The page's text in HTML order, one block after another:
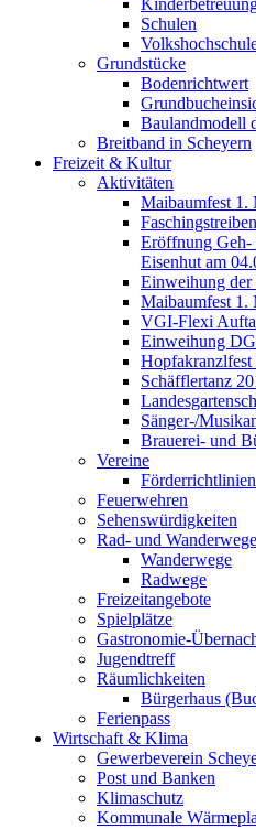
Schulen
Grundstücke
Bodenrichtwert
Baulandmodell
Breitband in Scheyern
Freizeit & Kultur
Aktivitäten
Maibaumfest 1.
Eröffnung Geh-
Eisenhut am
Einweihung der
Maibaumfest 1.
VGI-Flexi
Einweihung
Hopfakranzlfest
Schäfflertanz
Sänger-/
Brauerei- und
Vereine
Förderrichtlinien
Feuerwehren
Sehenswürdigkeiten
Rad- und Wanderwege
Wanderwege
Radwege
Freizeitangebote
Spielplätze
Gastronomie-
Jugendtreff
Räumlichkeiten
Bürgerhaus
Ferienpass
Wirtschaft & Klima
Gewerbeverein
Post und Banken
Klimaschutz
Kommunale